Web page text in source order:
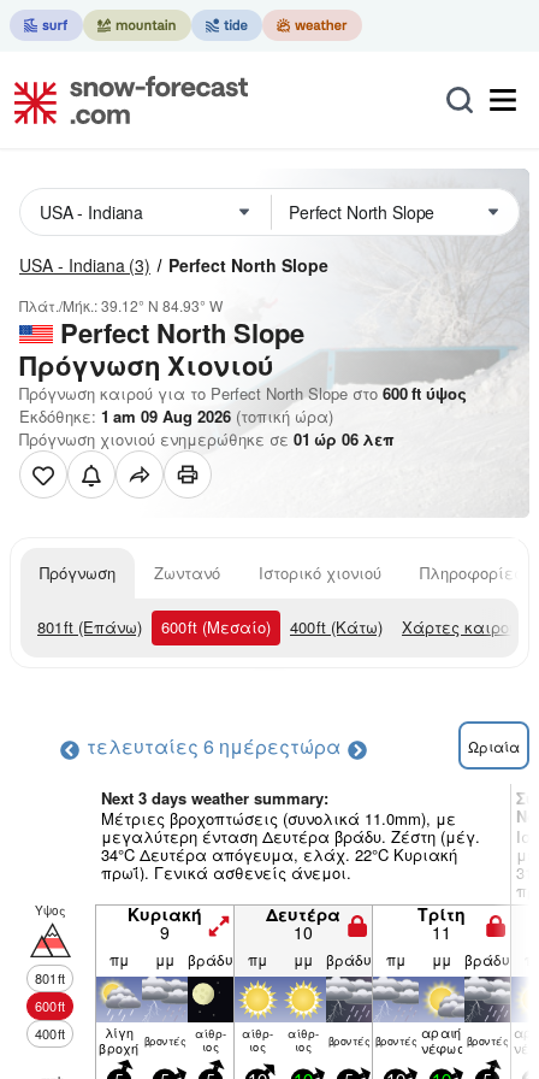
USA - Indiana (3) Perfect North Slope
Πλάτ./Μήκ.:39.12° N 84.93° W
Perfect North Slope
Πρόγνωση Χιονιού
Πρόγνωση καιρού για το Perfect North Slope στο 600ft ύψος
Εκδόθηκε: 1 am 09 Aug 2026 (τοπική ώρα)
Πρόγνωση χιονιού ενημερώθηκε σε 01 ώρ 06 λεπ
Πρόγνωση Ζωντανό Ιστορικό χιονιού Πληροφορίες
801ft (Επάνω) 600ft (Μεσαίο) 400ft (Κάτω) Χάρτες καιρού
τελευταίες 6 ημέρεςτώρα Ωριαία
Next 3 days weather summary:
Μέτριες βροχοπτώσεις (συνολικά 11.0mm), με
μεγαλύτερη ένταση Δευτέρα βράδυ. Ζέστη (μέγ.
34°C Δευτέρα απόγευμα, ελάχ. 22°C Κυριακή
πρωΐ). Γενικά ασθενείς άνεμοι.
Υψος
801ft
600ft
400ft
Κυριακή
9
Δευτέρα
10
Τρίτη
11
πμ μμ βράδυ πμ μμ βράδυ πμ μμ βράδυ
λίγη
βροχή βρον­τές αίθρ­
ιος
αίθρ­
ιος
αίθρ­
ιος βρον­τές βρον­τές αραιή
νέφωσηβρον­τές